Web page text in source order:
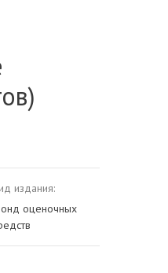
издания:
оценочных